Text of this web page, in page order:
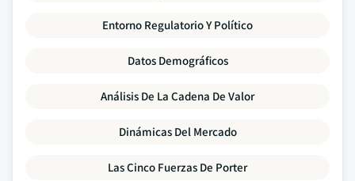
Entorno Regulatorio Y Político
Datos Demográficos
Análisis De La Cadena De Valor
Dinámicas Del Mercado
Las Cinco Fuerzas De Porter